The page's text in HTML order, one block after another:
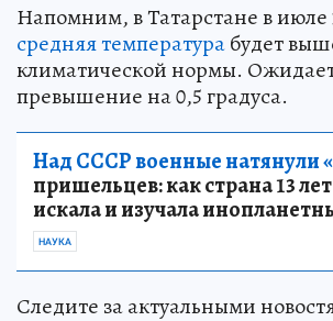
Напомним, в Татарстане в июле
средняя температурабудет
климатической нормы.
превышение на 0,5 градуса.
Над СССР военные натянули
пришельцев: как страна 13
искала и изучала
НАУКА
Следите за актуальными